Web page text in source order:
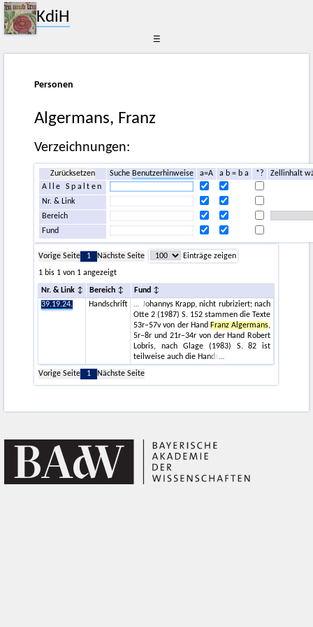
KdiH
☰
Personen
Algermans, Franz
Verzeichnungen:
Zurücksetzen SucheBenutzerhinweise a=A a b = b a *?
Zellinhalt
Alle Spalten
Nr. & Link
Bereich
Fund
Vorige Seite 1 Nächste Seite
Einträge zeigen
1 bis 1 von 1 angezeigt
Nr. & Link Bereich
Fund
39.19.24.
Handschrift
Johannys Krapp, nicht rubriziert; nach
Otte 2 (1987) S. 152 stammen die Texte
53r–57v von der Hand Franz Algermans,
5r–8r und 21r–34r von der Hand Robert
Lobris, nach Glage (1983) S. 82 ist
teilweise auch die Hands
Vorige Seite
1 Nächste Seite